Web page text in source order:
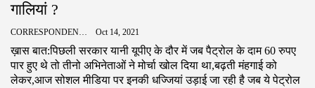
गालियां ?
CORRESPONDENCE Oct 14, 2021
ख़ास बात:पिछली सरकार यानी यूपीए के दौर में जब पैट्रोल के दाम 60 रुपए
पार हुए थे तो तीनो अभिनेताओं ने मोर्चा खोल दिया था,बढ़ती मंहगाई को
लेकर,आज सोशल मीडिया पर इनकी धज्जियां उड़ाई जा रही है जब ये पेट्रोल